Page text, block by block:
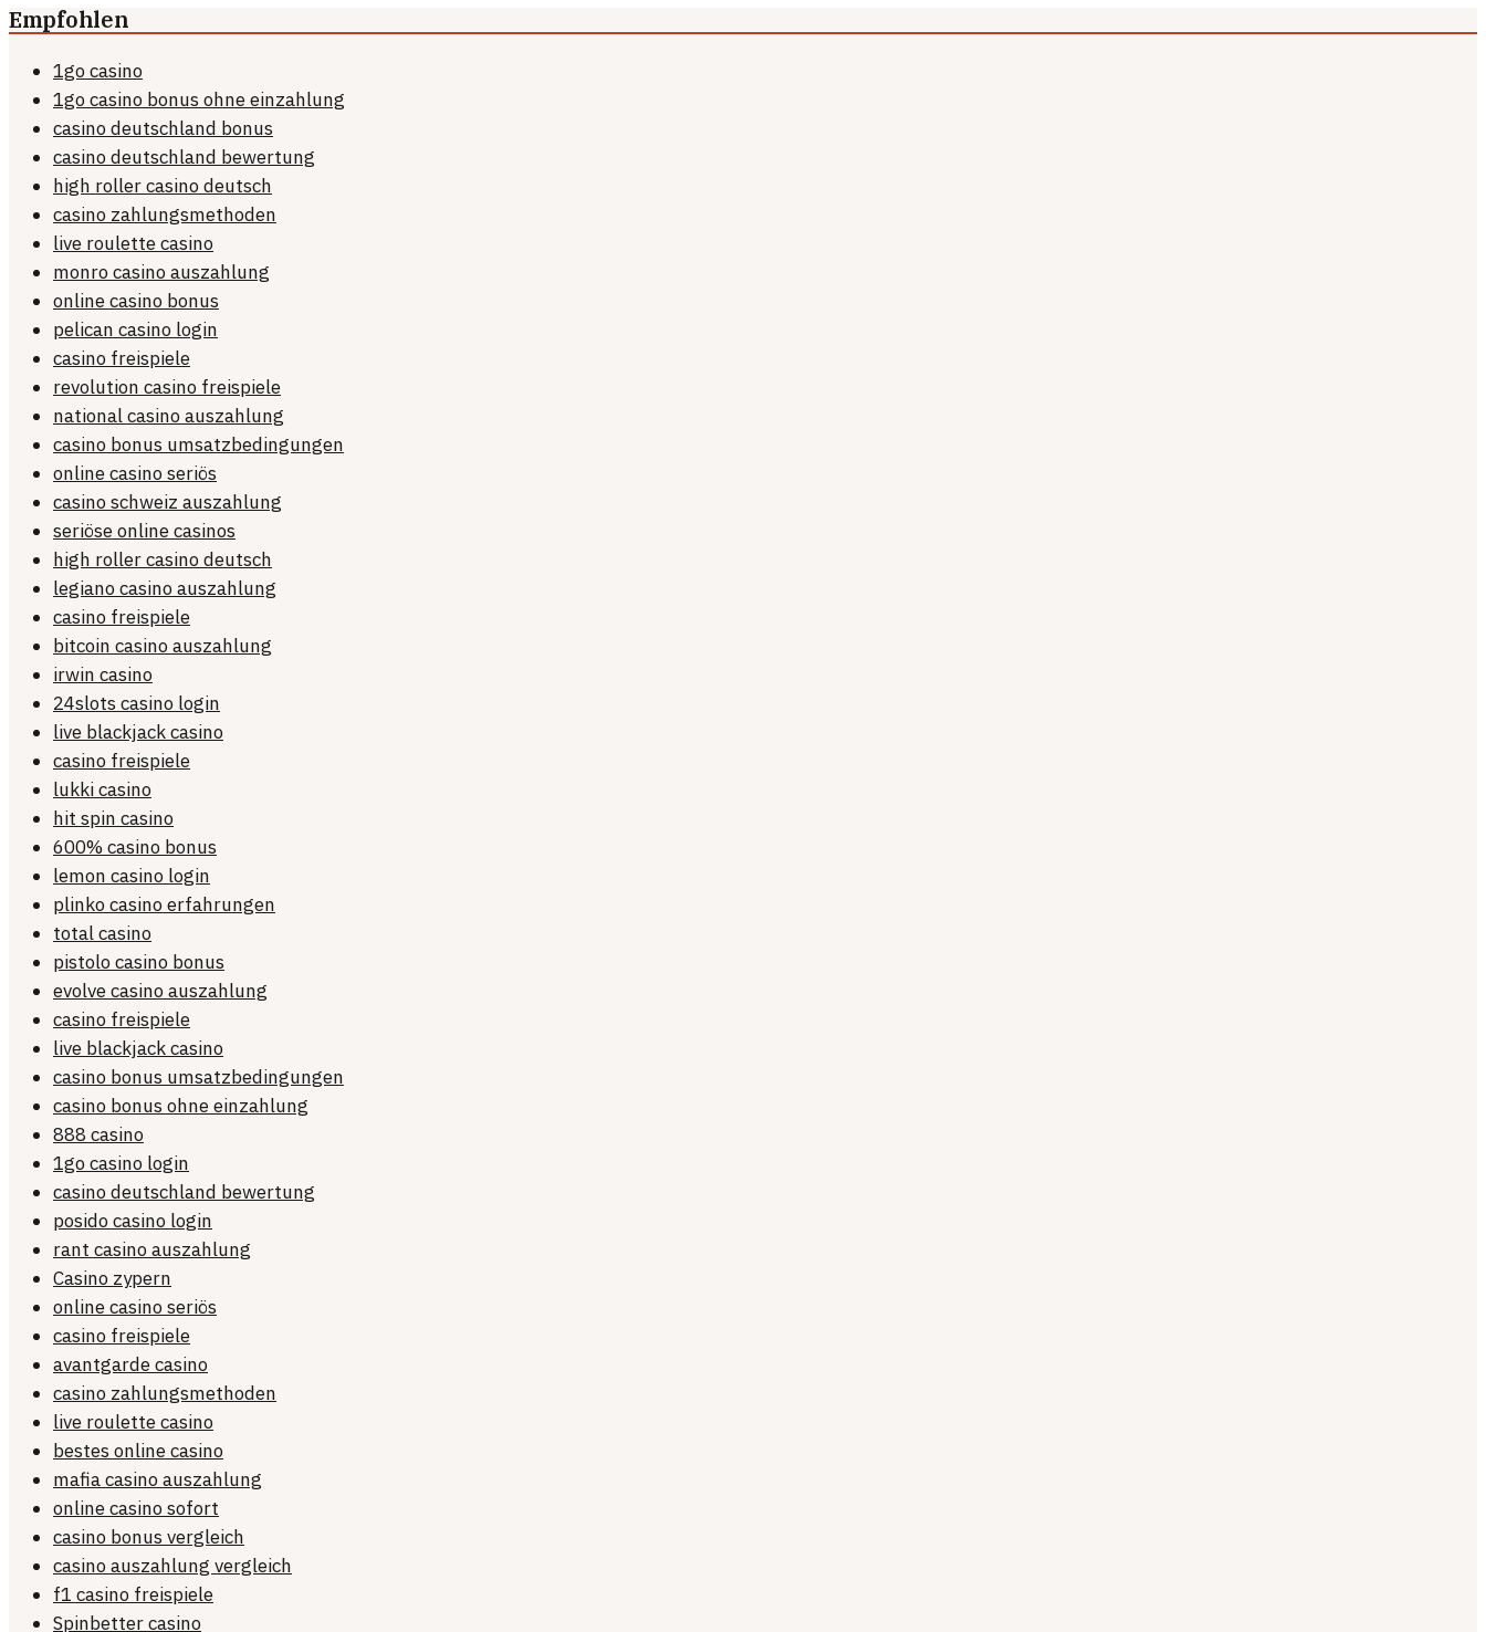
Empfohlen
1go casino
1go casino bonus ohne einzahlung
casino deutschland bonus
casino deutschland bewertung
high roller casino deutsch
casino zahlungsmethoden
live roulette casino
monro casino auszahlung
online casino bonus
pelican casino login
casino freispiele
revolution casino freispiele
national casino auszahlung
casino bonus umsatzbedingungen
online casino seriös
casino schweiz auszahlung
seriöse online casinos
high roller casino deutsch
legiano casino auszahlung
casino freispiele
bitcoin casino auszahlung
irwin casino
24slots casino login
live blackjack casino
casino freispiele
lukki casino
hit spin casino
600% casino bonus
lemon casino login
plinko casino erfahrungen
total casino
pistolo casino bonus
evolve casino auszahlung
casino freispiele
live blackjack casino
casino bonus umsatzbedingungen
casino bonus ohne einzahlung
888 casino
1go casino login
casino deutschland bewertung
posido casino login
rant casino auszahlung
Casino zypern
online casino seriös
casino freispiele
avantgarde casino
casino zahlungsmethoden
live roulette casino
bestes online casino
mafia casino auszahlung
online casino sofort
casino bonus vergleich
casino auszahlung vergleich
f1 casino freispiele
Spinbetter casino